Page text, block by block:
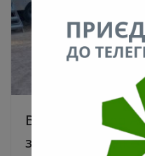
Відомий актор
зйомок